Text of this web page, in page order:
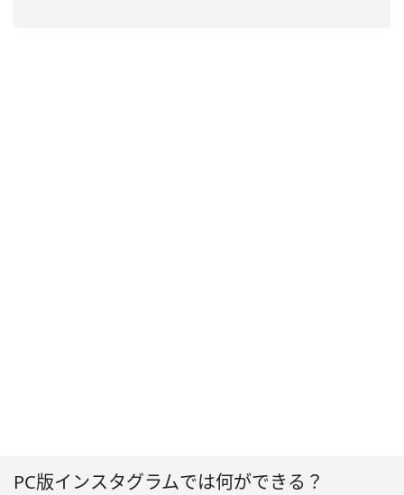
PC版インスタグラムでは何ができる？